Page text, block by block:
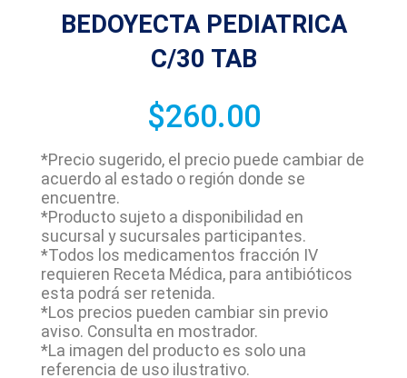
BEDOYECTA PEDIATRICA
C/30 TAB
$260.00
*Precio sugerido, el precio puede cambiar de
acuerdo al estado o región donde se
encuentre.
*Producto sujeto a disponibilidad en
sucursal y sucursales participantes.
*Todos los medicamentos fracción IV
requieren Receta Médica, para antibióticos
esta podrá ser retenida.
*Los precios pueden cambiar sin previo
aviso. Consulta en mostrador.
*La imagen del producto es solo una
referencia de uso ilustrativo.